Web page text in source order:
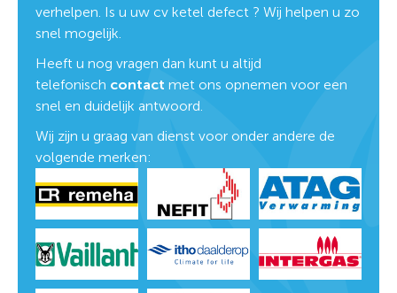
verhelpen. Is u uw cv ketel defect ? Wij helpen u zo
snel mogelijk.
Heeft u nog vragen dan kunt u altijd
telefonisch contact met ons opnemen voor een
snel en duidelijk antwoord.
Wij zijn u graag van dienst voor onder andere de
volgende merken: